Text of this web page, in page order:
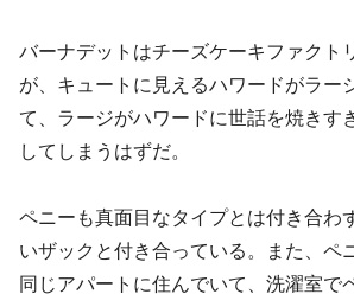
バーナデットはチーズケーキファクト
が、キュートに見えるハワードがラー
て、ラージがハワードに世話を焼きす
してしまうはずだ。
ペニーも真面目なタイプとは付き合わ
いザックと付き合っている。また、ペ
同じアパートに住んでいて、洗濯室で